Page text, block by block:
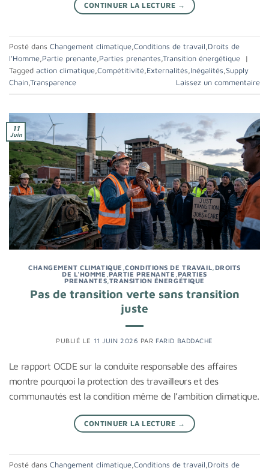
CONTINUER LA LECTURE →
Posté dans Changement climatique Conditions de travail Droits de
l'Homme Partie prenante Parties prenantes Transition énergétique
|
Tagged action climatique Compétitivité Externalités Inégalités Supply
Chain Transparence Laissez un commentaire
11
Juin
CHANGEMENT CLIMATIQUE ,CONDITIONS DE TRAVAIL
DROITS
DE L'HOMME ,PARTIE PRENANTE ,PARTIES
PRENANTES, TRANSITION ÉNERGÉTIQUE
Pas de transition verte sans transition
juste
PUBLIÉ LE 11 JUIN 2026 PAR FARID BADDACHE
Le rapport OCDE sur la conduite responsable des affaires
montre pourquoi la protection des travailleurs et des
communautés est la condition même de l’ambition climatique.
CONTINUER LA LECTURE →
Posté dans Changement climatique Conditions de travail Droits de